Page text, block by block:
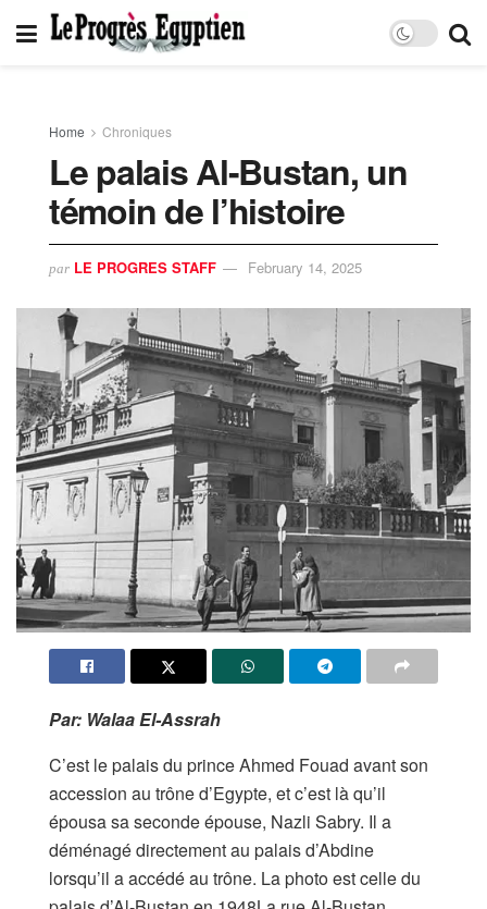
Home Chroniques
Le palais Al-Bustan, un
témoin de l’histoire
par LE PROGRES STAFF February 14, 2025
Par: Walaa El-Assrah
C’est le palais du prince Ahmed Fouad avant son
accession au trône d’Egypte, et c’est là qu’il
épousa sa seconde épouse, Nazli Sabry. Il a
déménagé directement au palais d’Abdine
lorsqu’il a accédé au trône. La photo est celle du